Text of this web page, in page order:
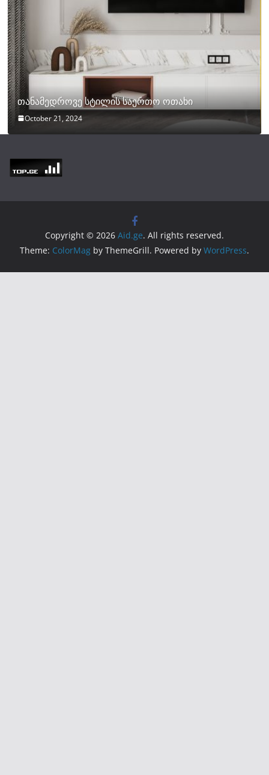
თანამედროვე სტილის საერთო ოთახი
October 21, 2024
Copyright © 2026 Aid.ge. All rights reserved.
Theme: ColorMag by ThemeGrill. Powered by WordPress.